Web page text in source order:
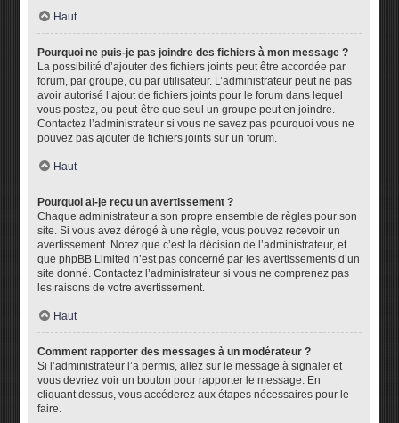
Haut
Pourquoi ne puis-je pas joindre des fichiers à mon message ?
La possibilité d’ajouter des fichiers joints peut être accordée par
forum, par groupe, ou par utilisateur. L’administrateur peut ne pas
avoir autorisé l’ajout de fichiers joints pour le forum dans lequel
vous postez, ou peut-être que seul un groupe peut en joindre.
Contactez l’administrateur si vous ne savez pas pourquoi vous ne
pouvez pas ajouter de fichiers joints sur un forum.
Haut
Pourquoi ai-je reçu un avertissement ?
Chaque administrateur a son propre ensemble de règles pour son
site. Si vous avez dérogé à une règle, vous pouvez recevoir un
avertissement. Notez que c’est la décision de l’administrateur, et
que phpBB Limited n’est pas concerné par les avertissements d’un
site donné. Contactez l’administrateur si vous ne comprenez pas
les raisons de votre avertissement.
Haut
Comment rapporter des messages à un modérateur ?
Si l’administrateur l’a permis, allez sur le message à signaler et
vous devriez voir un bouton pour rapporter le message. En
cliquant dessus, vous accéderez aux étapes nécessaires pour le
faire.